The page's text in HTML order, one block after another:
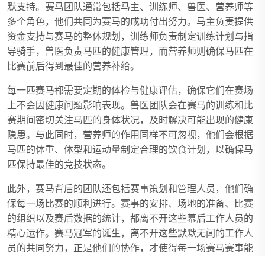
默支持。赛马团队通常包括马主、训练师、兽医、营养师等
多个角色，他们共同为赛马的成功付出努力。马主负责提供
资金支持与赛马的整体规划，训练师负责制定训练计划与指
导骑手，兽医负责马匹的健康管理，而营养师则确保马匹在
比赛前后得到最佳的营养补给。
每一匹赛马都需要定期的体检与健康评估，确保它们在赛场
上不会因健康问题影响表现。兽医团队会在赛马的训练和比
赛期间密切关注马匹的身体状况，及时解决可能出现的健康
隐患。与此同时，营养师的作用同样不可忽视，他们会根据
马匹的体重、体型和运动量制定合理的饮食计划，以确保马
匹保持最佳的竞技状态。
此外，赛马背后的团队还包括赛事策划和管理人员，他们确
保每一场比赛的顺利进行。赛事的安排、场地的准备、比赛
的组织以及赛后数据的统计，都离不开这些幕后工作人员的
精心运作。赛马冠军的诞生，离不开这些默默无闻的工作人
员的共同努力，正是他们的协作，才使得每一场赛马赛事能